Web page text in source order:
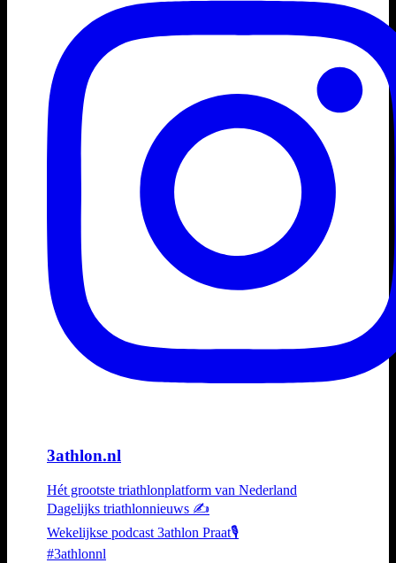
3athlon.nl
Hét grootste triathlonplatform van Nederland
Dagelijks triathlonnieuws ✍️
Wekelijkse podcast 3athlon Praat🎙️
#3athlonnl